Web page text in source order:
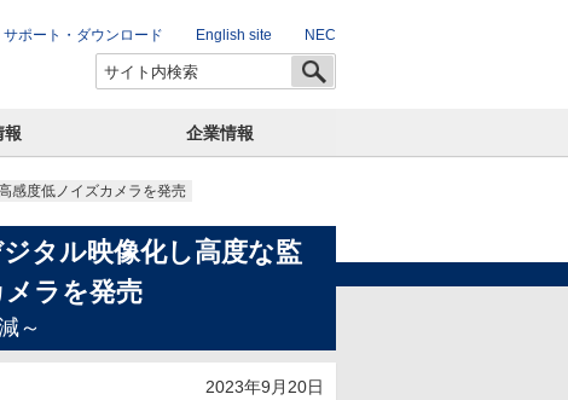
サポート・ダウンロード English site NEC
報 企業情報
感度低ノイズカメラを発売
タル映像化し高度な監
ラを発売
～
2023年9月20日